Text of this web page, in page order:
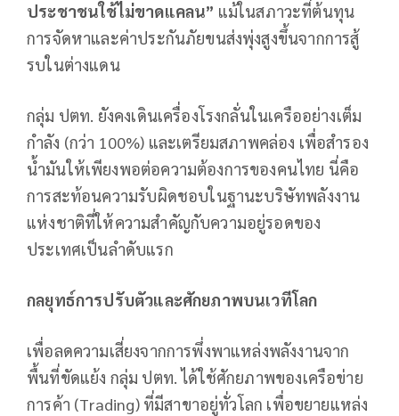
ประชาชนใช้ไม่ขาดแคลน” แม้ในสภาวะที่ต้นทุน
การจัดหาและค่าประกันภัยขนส่งพุ่งสูงขึ้นจากการสู้
รบในต่างแดน
กลุ่ม ปตท. ยังคงเดินเครื่องโรงกลั่นในเครืออย่างเต็ม
กำลัง (กว่า 100%) และเตรียมสภาพคล่อง เพื่อสำรอง
น้ำมันให้เพียงพอต่อความต้องการของคนไทย นี่คือ
การสะท้อนความรับผิดชอบในฐานะบริษัทพลังงาน
แห่งชาติที่ให้ความสำคัญกับความอยู่รอดของ
ประเทศเป็นลำดับแรก
กลยุทธ์การปรับตัวและศักยภาพบนเวทีโลก
เพื่อลดความเสี่ยงจากการพึ่งพาแหล่งพลังงานจาก
พื้นที่ขัดแย้ง กลุ่ม ปตท. ได้ใช้ศักยภาพของเครือข่าย
การค้า (Trading) ที่มีสาขาอยู่ทั่วโลก เพื่อขยายแหล่ง